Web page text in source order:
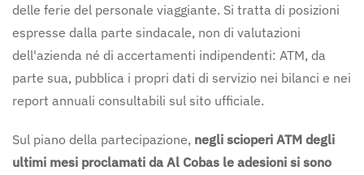
delle ferie del personale viaggiante. Si tratta di posizioni
espresse dalla parte sindacale, non di valutazioni
dell'azienda né di accertamenti indipendenti: ATM, da
parte sua, pubblica i propri dati di servizio nei bilanci e nei
report annuali consultabili sul sito ufficiale.
Sul piano della partecipazione, negli scioperi ATM degli
ultimi mesi proclamati da Al Cobas le adesioni si sono